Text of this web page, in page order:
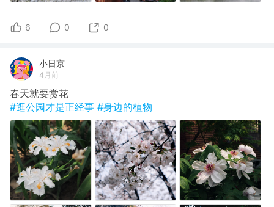
6 0 0
小日京
4月前
春天就要赏花
#逛公园才是正经事 #身边的植物